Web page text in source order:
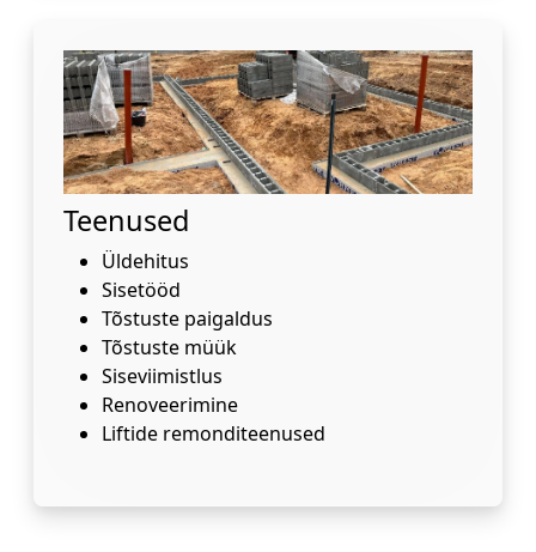
Teenused
Üldehitus
Sisetööd
Tõstuste paigaldus
Tõstuste müük
Siseviimistlus
Renoveerimine
Liftide remonditeenused